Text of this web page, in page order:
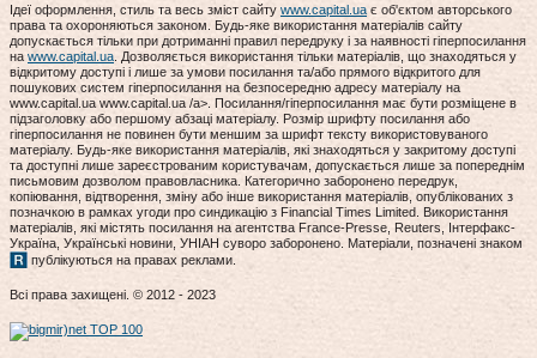
Ідеї оформлення, стиль та весь зміст сайту www.capital.ua є об'єктом авторського
права та охороняються законом. Будь-яке використання матеріалів сайту
допускається тільки при дотриманні правил передруку і за наявності гіперпосилання
на www.capital.ua . Дозволяється використання тільки матеріалів, що знаходяться у
відкритому доступі і лише за умови посилання та/або прямого відкритого для
пошукових систем гіперпосилання на безпосередню адресу матеріалу на
www.capital.ua www.capital.ua /a>. Посилання/гіперпосилання має бути розміщене в
підзаголовку або першому абзаці матеріалу. Розмір шрифту посилання або
гіперпосилання не повинен бути меншим за шрифт тексту використовуваного
матеріалу. Будь-яке використання матеріалів, які знаходяться у закритому доступі
та доступні лише зареєстрованим користувачам, допускається лише за попереднім
письмовим дозволом правовласника. Категорично заборонено передрук,
копіювання, відтворення, зміну або інше використання матеріалів, опублікованих з
позначкою в рамках угоди про синдикацію з Financial Times Limited. Використання
матеріалів, які містять посилання на агентства France-Presse, Reuters, Інтерфакс-
Україна, Українські новини, УНІАН суворо заборонено. Матеріали, позначені знаком
публікуються на правах реклами.
Всі права захищені. © 2012 - 2023